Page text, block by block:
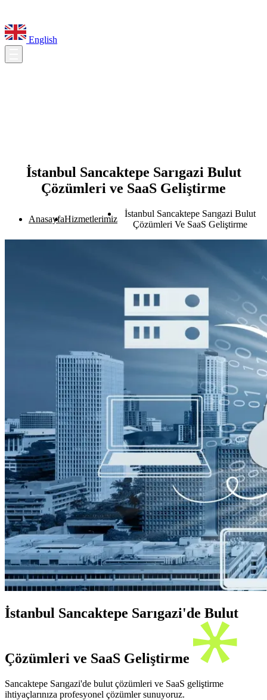
English
İstanbul Sancaktepe Sarıgazi Bulut
Çözümleri ve SaaS Geliştirme
AnasayfaHizmetlerimiz
İstanbul Sancaktepe Sarıgazi Bulut
Çözümleri Ve SaaS Geliştirme
İstanbul Sancaktepe Sarıgazi'de Bulut
Çözümleri ve SaaS Geliştirme
Sancaktepe Sarıgazi'de bulut çözümleri ve SaaS geliştirme
ihtiyaçlarınıza profesyonel çözümler sunuyoruz.